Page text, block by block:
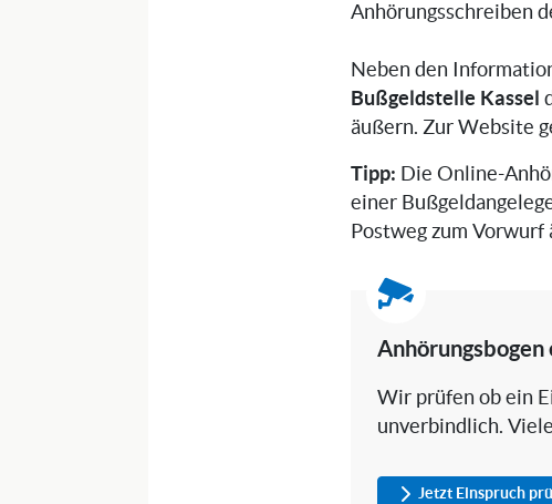
Anhörungsschreiben
Neben den
Bußgeldstelle Kassel
äußern. Zur Website
Tipp: Die Online-
einer
Postweg zum
Anhörungsbogen
Wir prüfen ob ein
unverbindlich.
Jetzt Einspruch